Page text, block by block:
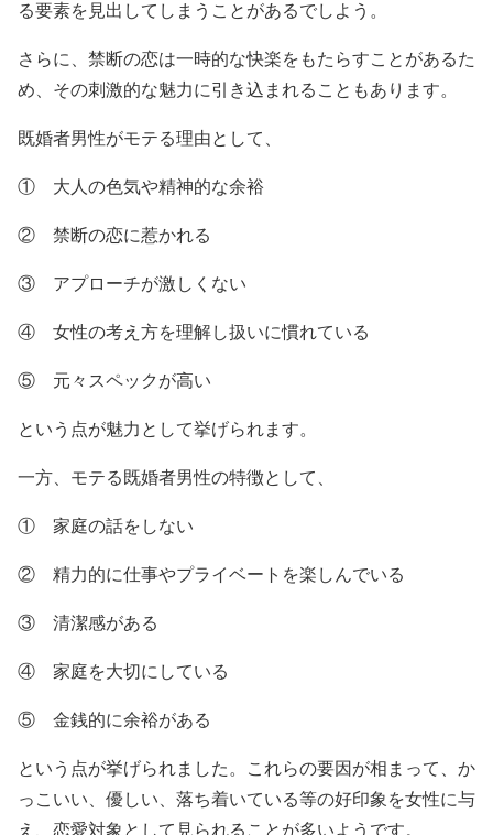
る要素を見出してしまうことがあるでしよう。
さらに、禁断の恋は一時的な快楽をもたらすことがあるた
め、その刺激的な魅力に引き込まれることもあります。
既婚者男性がモテる理由として、
① 大人の色気や精神的な余裕
② 禁断の恋に惹かれる
③ アプローチが激しくない
④ 女性の考え方を理解し扱いに慣れている
⑤ 元々スペックが高い
という点が魅力として挙げられます。
一方、モテる既婚者男性の特徴として、
① 家庭の話をしない
② 精力的に仕事やプライベートを楽しんでいる
③ 清潔感がある
④ 家庭を大切にしている
⑤ 金銭的に余裕がある
という点が挙げられました。これらの要因が相まって、か
っこいい、優しい、落ち着いている等の好印象を女性に与
え、恋愛対象として見られることが多いようです。